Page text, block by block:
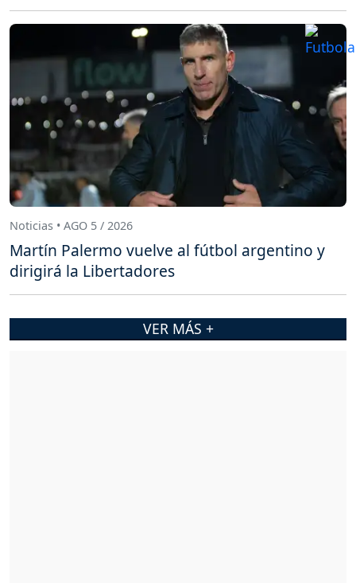
Noticias • AGO 5 / 2026
Martín Palermo vuelve al fútbol argentino y
dirigirá la Libertadores
VER MÁS +